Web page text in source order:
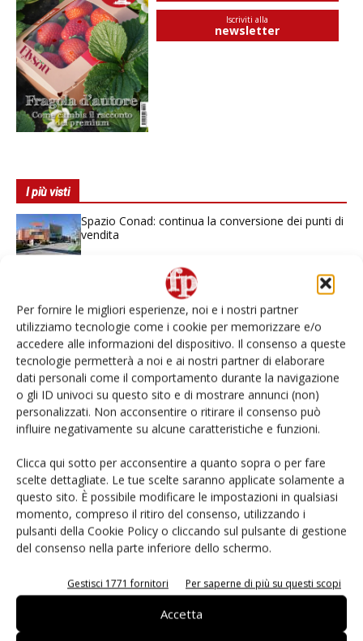
Per fornire le migliori esperienze, noi e i nostri partner
utilizziamo tecnologie come i cookie per memorizzare e/o
accedere alle informazioni del dispositivo. Il consenso a queste
tecnologie permetterà a noi e ai nostri partner di elaborare
dati personali come il comportamento durante la navigazione
o gli ID univoci su questo sito e di mostrare annunci (non)
personalizzati. Non acconsentire o ritirare il consenso può
influire negativamente su alcune caratteristiche e funzioni.
Clicca qui sotto per acconsentire a quanto sopra o per fare
scelte dettagliate. Le tue scelte saranno applicate solamente a
questo sito. È possibile modificare le impostazioni in qualsiasi
momento, compreso il ritiro del consenso, utilizzando i
pulsanti della Cookie Policy o cliccando sul pulsante di gestione
del consenso nella parte inferiore dello schermo.
Gestisci 1771 fornitori Per saperne di più su questi scopi
Accetta
Iscriviti alla
newsletter
I più visti
Spazio Conad: continua la conversione dei punti di
vendita
Non è una susina: è Metis… e può rivoluzionare la
L’ortofrutta di Extra Supermercati tra localismo e
Ai #Repartofresh
Andamento prezzi ortofrutta in Italia al 27 luglio
2026
Leonardo Odorizzi: “Dobbiamo creare stupore nel
punto di vendita” #vocidellortofrutta